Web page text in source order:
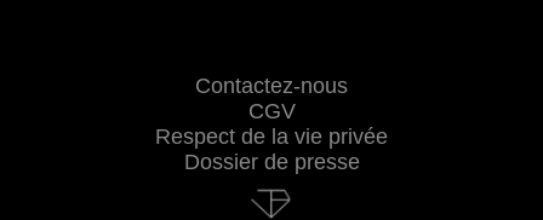
Contactez-nous
CGV
Respect de la vie privée
Dossier de presse